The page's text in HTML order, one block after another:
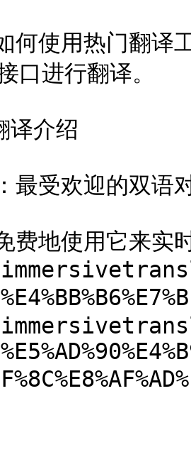
何使用热门翻译
口进行翻译。
译介绍
最受欢迎的双语
费地使用它来实